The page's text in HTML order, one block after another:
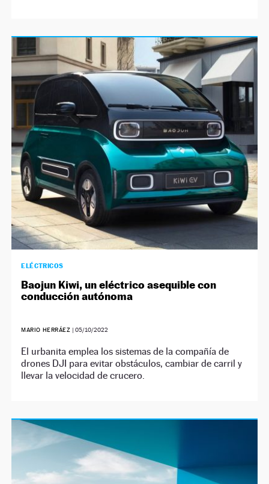
ELÉCTRICOS
Baojun Kiwi, un eléctrico asequible con
conducción autónoma
MARIO HERRÁEZ | 05/10/2022
El urbanita emplea los sistemas de la compañía de
drones DJI para evitar obstáculos, cambiar de carril y
llevar la velocidad de crucero.